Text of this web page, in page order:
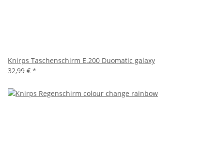
Knirps Taschenschirm E.200 Duomatic galaxy
32,99 € *